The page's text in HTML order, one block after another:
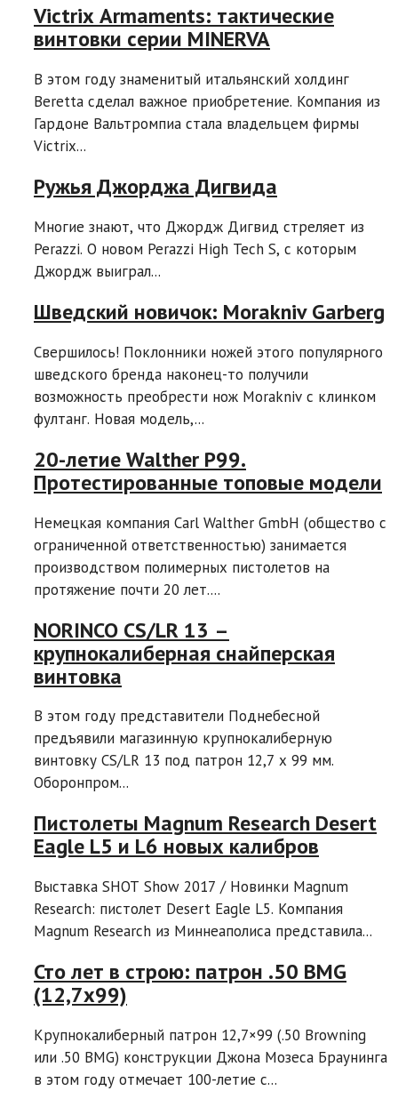
Victrix Armaments: тактические
винтовки серии MINERVA
В этом году знаменитый итальянский холдинг
Beretta сделал важное приобретение. Компания из
Гардоне Вальтромпиа стала владельцем фирмы
Victrix...
Ружья Джорджа Дигвида
Многие знают, что Джордж Дигвид стреляет из
Perazzi. О новом Perazzi High Tech S, с которым
Джордж выиграл...
Шведский новичок: Morakniv Garberg
Свершилось! Поклонники ножей этого популярного
шведского бренда наконец-то получили
возможность преобрести нож Morakniv с клинком
фултанг. Новая модель,...
20-летие Walther P99.
Протестированные топовые модели
Немецкая компания Carl Walther GmbH (общество с
ограниченной ответственностью) занимается
производством полимерных пистолетов на
протяжение почти 20 лет....
NORINCO CS/LR 13 –
крупнокалиберная снайперская
винтовка
В этом году представители Поднебесной
предъявили магазинную крупнокалиберную
винтовку CS/LR 13 под патрон 12,7 x 99 мм.
Оборонпром...
Пистолеты Magnum Research Desert
Eagle L5 и L6 новых калибров
Выставка SHOT Show 2017 / Новинки Magnum
Research: пистолет Desert Eagle L5. Компания
Magnum Research из Миннеаполиса представила...
Сто лет в строю: патрон .50 BMG
(12,7х99)
Крупнокалиберный патрон 12,7×99 (.50 Browning
или .50 BMG) конструкции Джона Мозеса Браунинга
в этом году отмечает 100-летие с...